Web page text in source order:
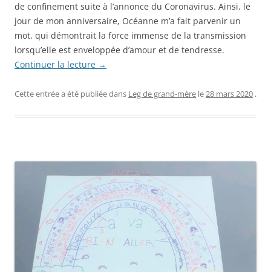
de confinement suite à l’annonce du Coronavirus. Ainsi, le
jour de mon anniversaire, Océanne m’a fait parvenir un
mot, qui démontrait la force immense de la transmission
lorsqu’elle est enveloppée d’amour et de tendresse.
Continuer la lecture →
Cette entrée a été publiée dans Leg de grand-mère le28 mars 2020 .